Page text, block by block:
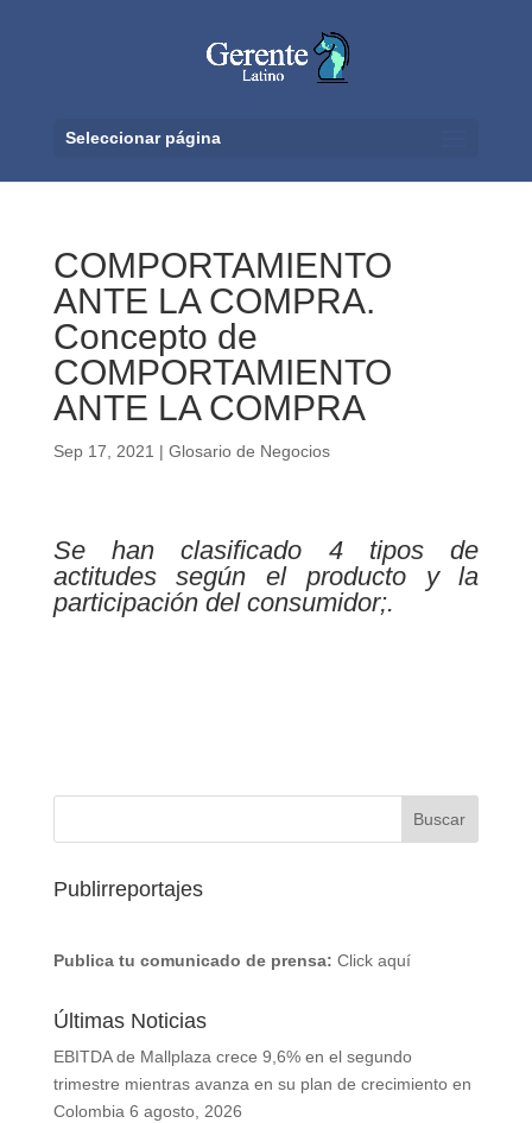
Seleccionar página
COMPORTAMIENTO
ANTE LA COMPRA.
Concepto de
COMPORTAMIENTO
ANTE LA COMPRA
Sep 17, 2021 | Glosario de Negocios
Se han clasificado 4 tipos de
actitudes según el producto y la
participación del consumidor;.
Publirreportajes
Publica tu comunicado de prensa: Click aquí
Últimas Noticias
EBITDA de Mallplaza crece 9,6% en el segundo
trimestre mientras avanza en su plan de crecimiento en
Colombia 6 agosto, 2026